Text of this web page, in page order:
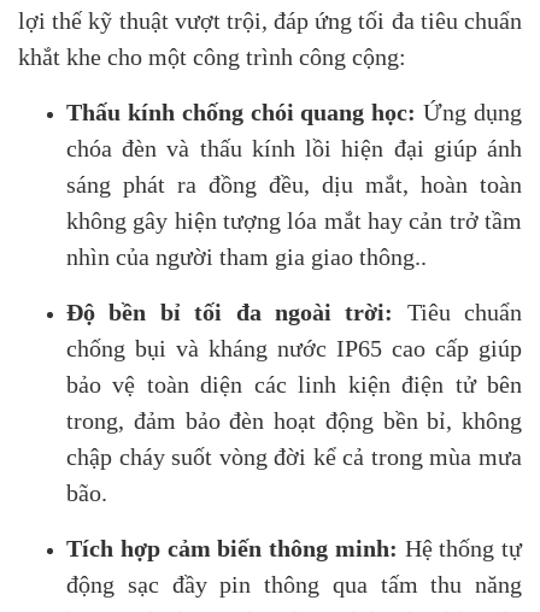
lợi thế kỹ thuật vượt trội, đáp ứng tối đa tiêu chuẩn
khắt khe cho một công trình công cộng:
Thấu kính chống chói quang học: Ứng dụng
chóa đèn và thấu kính lồi hiện đại giúp ánh
sáng phát ra đồng đều, dịu mắt, hoàn toàn
không gây hiện tượng lóa mắt hay cản trở tầm
nhìn của người tham gia giao thông..
Độ bền bỉ tối đa ngoài trời: Tiêu chuẩn
chống bụi và kháng nước IP65 cao cấp giúp
bảo vệ toàn diện các linh kiện điện tử bên
trong, đảm bảo đèn hoạt động bền bỉ, không
chập cháy suốt vòng đời kể cả trong mùa mưa
bão.
Tích hợp cảm biến thông minh: Hệ thống tự
động sạc đầy pin thông qua tấm thu năng